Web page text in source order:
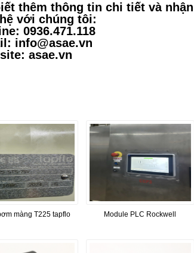
thêm thông tin chi tiết và
với chúng tôi:
0936.471.118
info@asae.vn
asae.vn
màng T225 tapflo Module PLC Rockwell